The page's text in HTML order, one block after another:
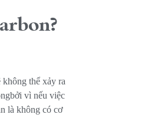
thể xảy ra
vì nếu việc
là không có cơ